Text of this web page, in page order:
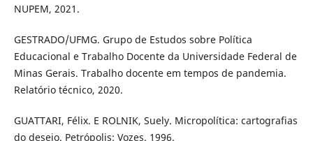
NUPEM, 2021.
GESTRADO/UFMG. Grupo de Estudos sobre Política
Educacional e Trabalho Docente da Universidade Federal de
Minas Gerais. Trabalho docente em tempos de pandemia.
Relatório técnico, 2020.
GUATTARI, Félix. E ROLNIK, Suely. Micropolítica: cartografias
do desejo. Petrópolis: Vozes. 1996.